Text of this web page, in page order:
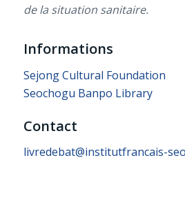
de la situation sanitaire.
Informations
Sejong Cultural Foundation
Seochogu Banpo Library
Contact
livredebat@institutfrancais-